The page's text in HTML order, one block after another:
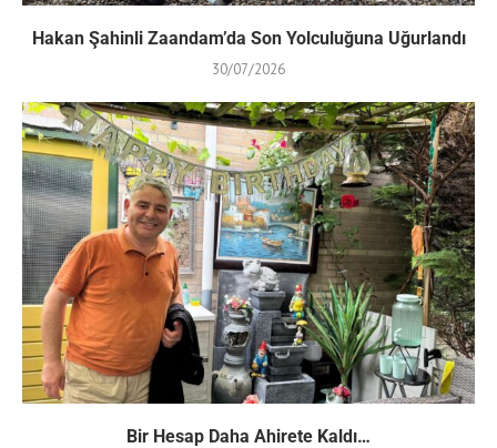
Hakan Şahinli Zaandam’da Son Yolculuğuna Uğurlandı
30/07/2026
Bir Hesap Daha Ahirete Kaldı…